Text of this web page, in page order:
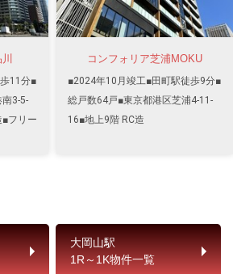
11分■
3-5-
フリー
コンフォリア芝浦MOKU
■2024年10月竣工■田町駅徒歩9分■
総戸数64戸■東京都港区芝浦4-11-
16■地上9階 RC造
大岡山駅
1R～1K物件一覧